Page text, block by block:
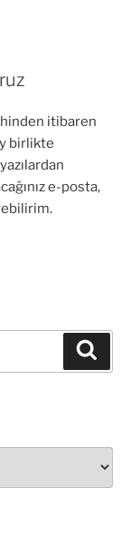
itibaren
birlikte
e-posta,